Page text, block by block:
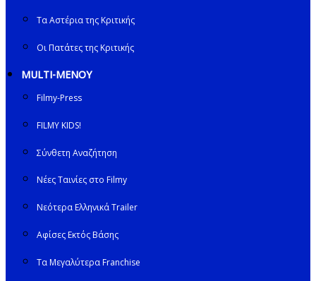
Τα Αστέρια της Κριτικής
Οι Πατάτες της Κριτικής
MULTI-ΜΕΝΟΥ
Filmy-Press
FILMY KIDS!
Σύνθετη Αναζήτηση
Νέες Ταινίες στο Filmy
Νεότερα Ελληνικά Trailer
Αφίσες Εκτός Βάσης
Τα Μεγαλύτερα Franchise